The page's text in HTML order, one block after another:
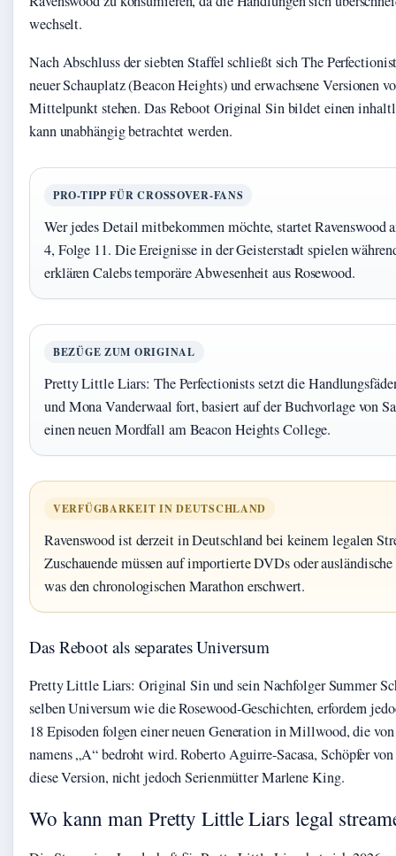
wechselt.
Nach Abschluss der siebten Staffel schließt sich The
neuer Schauplatz (Beacon Heights) und erwachsene Versionen
Mittelpunkt stehen. Das Reboot Original Sin bildet einen
kann unabhängig betrachtet werden.
PRO-TIPP FÜR CROSSOVER-FANS
Wer jedes Detail mitbekommen möchte, startet Ravenswood
4, Folge 11. Die Ereignisse in der Geisterstadt spielen
erklären Calebs temporäre Abwesenheit aus Rosewood.
BEZÜGE ZUM ORIGINAL
Pretty Little Liars: The Perfectionists setzt die
und Mona Vanderwaal fort, basiert auf der Buchvorlage von
einen neuen Mordfall am Beacon Heights College.
VERFÜGBARKEIT IN DEUTSCHLAND
Ravenswood ist derzeit in Deutschland bei keinem legalen
Zuschauende müssen auf importierte DVDs oder
was den chronologischen Marathon erschwert.
Das Reboot als separates Universum
Pretty Little Liars: Original Sin und sein Nachfolger Summer
selben Universum wie die Rosewood-Geschichten, erfordern
18 Episoden folgen einer neuen Generation in Millwood, die
namens „A“ bedroht wird. Roberto Aguirre-Sacasa, Schöpfer
diese Version, nicht jedoch Serienmütter Marlene King.
Wo kann man Pretty Little Liars legal